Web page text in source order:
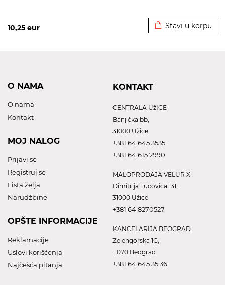
10,25 eur Stavi u korpu
O NAMA
O nama
Kontakt
MOJ NALOG
Prijavi se
Registruj se
Lista želja
Narudžbine
OPŠTE INFORMACIJE
Reklamacije
Uslovi korišćenja
Najčešća pitanja
KONTAKT
CENTRALA UžICE
Banjička bb,
31000 Užice
+381 64 645 3535
+381 64 615 2990
MALOPRODAJA VELUR X
Dimitrija Tucovica 131,
31000 Užice
+381 64 8270527
KANCELARIJA BEOGRAD
Zelengorska 1G,
11070 Beograd
+381 64 645 35 36